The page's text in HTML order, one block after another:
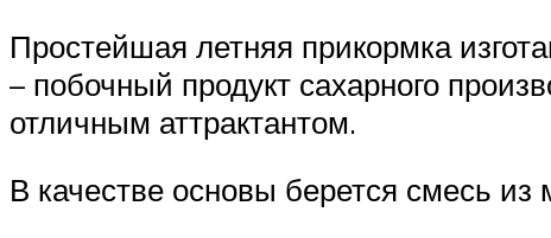
Простейшая летняя прикормка
– побочный продукт сахарного
отличным аттрактантом.
В качестве основы берется смесь